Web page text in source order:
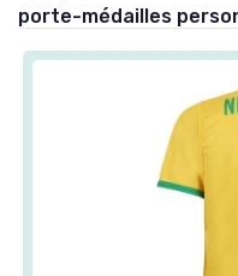
porte-médailles